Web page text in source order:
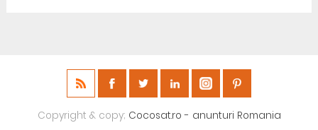
Copyright & copy; Cocosat.ro - anunturi Romania